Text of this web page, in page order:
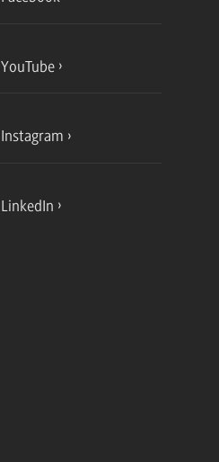
YouTube
Instagram
LinkedIn